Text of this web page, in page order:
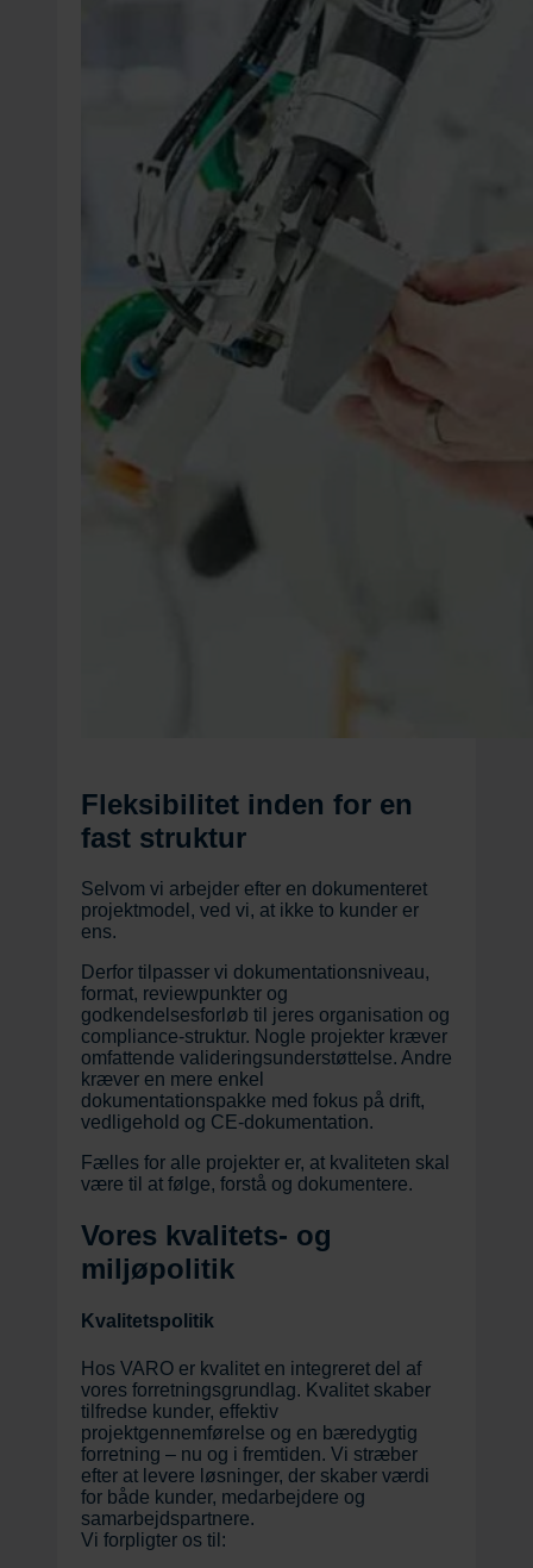
Fleksibilitet inden for en
fast struktur
Selvom vi arbejder efter en dokumenteret
projektmodel, ved vi, at ikke to kunder er
ens.
Derfor tilpasser vi dokumentationsniveau,
format, reviewpunkter og
godkendelsesforløb til jeres organisation og
compliance-struktur. Nogle projekter kræver
omfattende valideringsunderstøttelse. Andre
kræver en mere enkel
dokumentationspakke med fokus på drift,
vedligehold og CE-dokumentation.
Fælles for alle projekter er, at kvaliteten skal
være til at følge, forstå og dokumentere.
Vores kvalitets- og
miljøpolitik
Kvalitetspolitik
Hos VARO er kvalitet en integreret del af
vores forretningsgrundlag. Kvalitet skaber
tilfredse kunder, effektiv
projektgennemførelse og en bæredygtig
forretning – nu og i fremtiden. Vi stræber
efter at levere løsninger, der skaber værdi
for både kunder, medarbejdere og
samarbejdspartnere.
Vi forpligter os til: